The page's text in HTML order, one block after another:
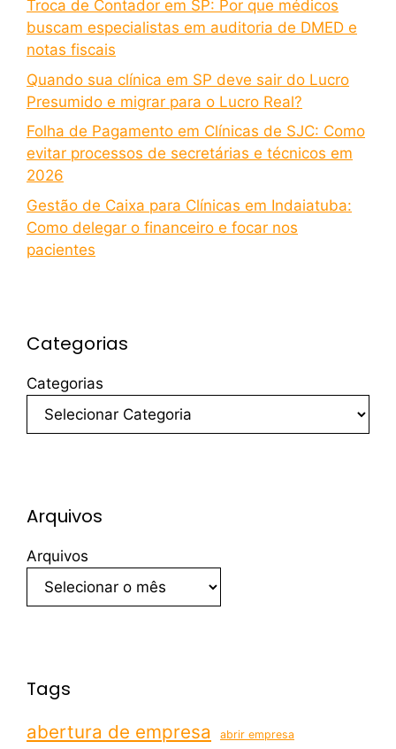
Troca de Contador em SP: Por que médicos
buscam especialistas em auditoria de DMED e
notas fiscais
Quando sua clínica em SP deve sair do Lucro
Presumido e migrar para o Lucro Real?
Folha de Pagamento em Clínicas de SJC: Como
evitar processos de secretárias e técnicos em
2026
Gestão de Caixa para Clínicas em Indaiatuba:
Como delegar o financeiro e focar nos
pacientes
Categorias
Categorias
Arquivos
Arquivos
Tags
abertura de empresa
abrir empresa